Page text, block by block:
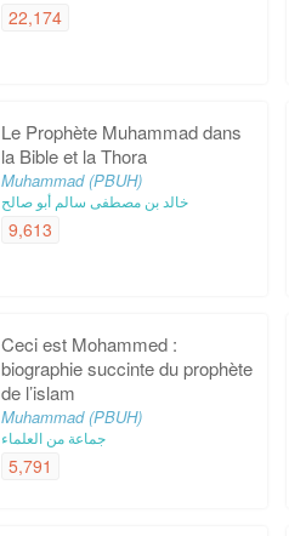
22,174
Le Prophète Muhammad dans
la Bible et la Thora
Muhammad (PBUH)
خالد بن مصطفى سالم أبو صالح
9,613
Ceci est Mohammed :
biographie succinte du prophète
de l’islam
Muhammad (PBUH)
جماعة من العلماء
5,791